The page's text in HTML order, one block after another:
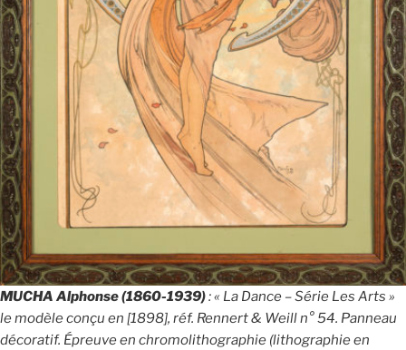
MUCHA Alphonse (1860-1939): « La Dance – Série Les Arts »
le modèle conçu en [1898], réf. Rennert & Weill n° 54. Panneau
décoratif. Épreuve en chromolithographie (lithographie en